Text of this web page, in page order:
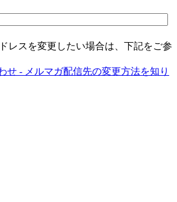
レスを変更したい場合は、下記をご参
せ - メルマガ配信先の変更方法を知り